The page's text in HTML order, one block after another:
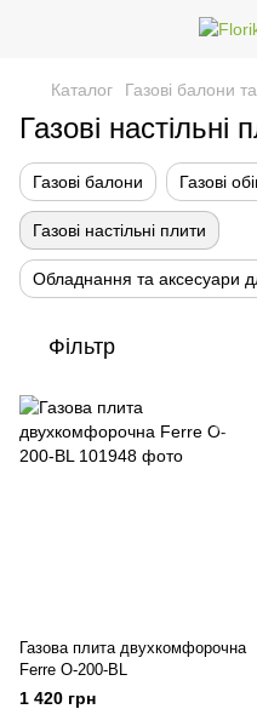
Каталог Газові балони
Газові настільні
Газові балони Газові
Газові настільні плити
Обладнання та аксесуари
Фільтр
Газова плита двухкомфорочна
Ferre O-200-BL
1 420 грн